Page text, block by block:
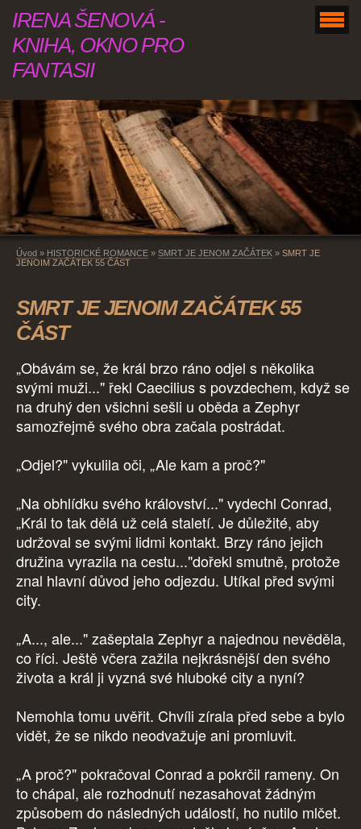
IRENA ŠENOVÁ -
KNIHA, OKNO PRO
FANTASII
Úvod » HISTORICKÉ ROMANCE » SMRT JE JENOM ZAČÁTEK » SMRT JE
JENOIM ZAČÁTEK 55 ČÁST
SMRT JE JENOIM ZAČÁTEK 55
ČÁST
„Obávám se, že král brzo ráno odjel s několika
svými muži..." řekl Caecilius s povzdechem, když se
na druhý den všichni sešli u oběda a Zephyr
samozřejmě svého obra začala postrádat.
„Odjel?" vykulila oči, „Ale kam a proč?"
„Na obhlídku svého království..." vydechl Conrad,
„Král to tak dělá už celá staletí. Je důležité, aby
udržoval se svými lidmi kontakt. Brzy ráno jejich
družina vyrazila na cestu..."dořekl smutně, protože
znal hlavní důvod jeho odjezdu. Utíkal před svými
city.
„A..., ale..." zašeptala Zephyr a najednou nevěděla,
co říci. Ještě včera zažila nejkrásnější den svého
života a král ji vyzná své hluboké city a nyní?
Nemohla tomu uvěřit. Chvíli zírala před sebe a bylo
vidět, že se nikdo neodvažuje ani promluvit.
„A proč?" pokračoval Conrad a pokrčil rameny. On
to chápal, ale rozhodnutí nezasahovat žádným
způsobem do následných událostí, ho nutilo mlčet.